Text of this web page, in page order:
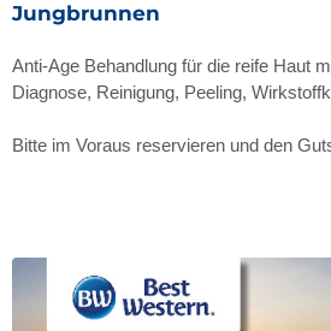
Jungbrunnen
Anti-Age Behandlung für die reife Haut
Diagnose, Reinigung, Peeling,
Bitte im Voraus reservieren und den